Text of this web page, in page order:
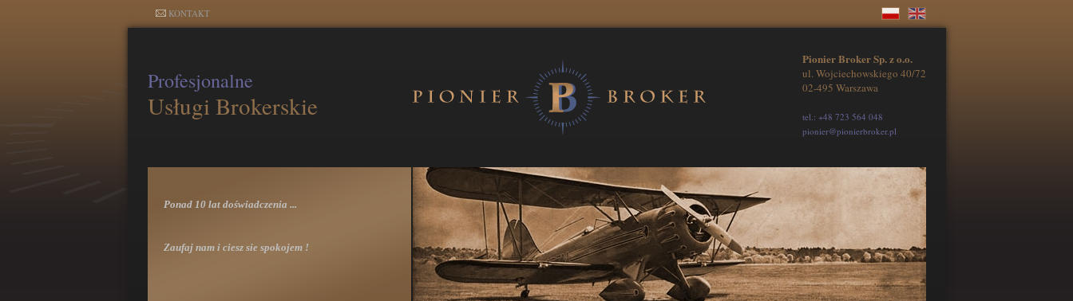
KONTAKT
Profesjonalne
Usługi Brokerskie
Pionier Broker Sp. z o.o.
ul. Wojciechowskiego 40/72
02-495 Warszawa
tel.: +48 723 564 048
pionier@pionierbroker.pl
Ponad 10 lat doświadczenia ...
Zaufaj nam i ciesz sie spokojem !